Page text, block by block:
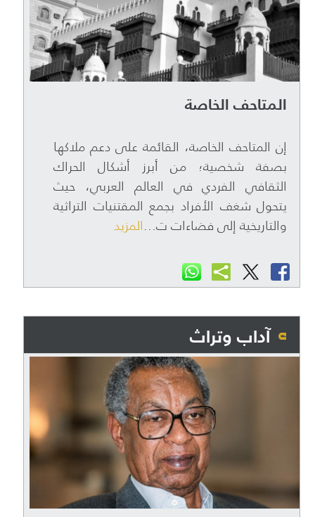
المتاحف الخاصة
إن المتاحف الخاصة، القائمة على دعم ملاكها
بصفة شخصية؛ من أبرز أشكال الحراك
الثقافي الفردي في العالم العربي، حيث
يتحول شغف الأفراد بجمع المقتنيات التراثية
والتاريخية إلى فضاءات ت...المزيد
آداب وتراث